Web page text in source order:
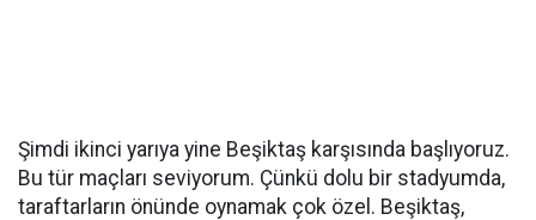
Şimdi ikinci yarıya yine Beşiktaş karşısında başlıyoruz.
Bu tür maçları seviyorum. Çünkü dolu bir stadyumda,
taraftarların önünde oynamak çok özel. Beşiktaş,